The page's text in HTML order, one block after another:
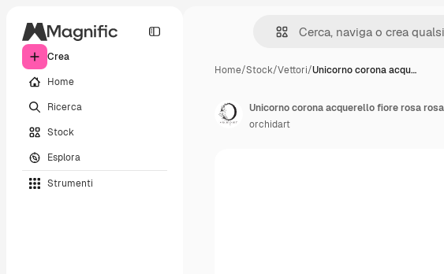
Crea
Home
Ricerca
Stock
Esplora
Strumenti
Home/Stock/Vettori/Unicorno corona acqu…
orchidart